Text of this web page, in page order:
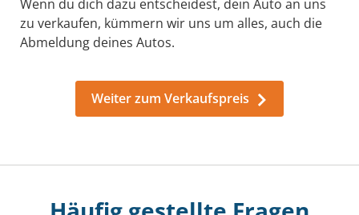
Wenn du dich dazu entscheidest, dein Auto an uns
zu verkaufen, kümmern wir uns um alles, auch die
Abmeldung deines Autos.
Weiter zum Verkaufspreis